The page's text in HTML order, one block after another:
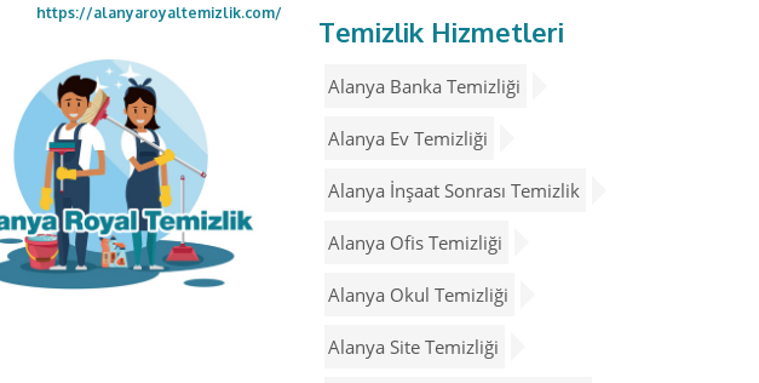
https://alanyaroyaltemizlik.com/
Temizlik Hizmetleri
Alanya Banka Temizliği
Alanya Ev Temizliği
Alanya İnşaat Sonrası Temizlik
Alanya Ofis Temizliği
Alanya Okul Temizliği
Alanya Site Temizliği